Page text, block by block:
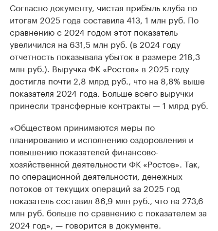
Согласно документу, чистая прибыль клуба по
итогам 2025 года составила 413, 1 млн руб. По
сравнению с 2024 годом этот показатель
увеличился на 631,5 млн руб. (в 2024 году
отчетность показывала убыток в размере 218,3
млн руб.). Выручка ФК «Ростов» в 2025 году
достигла почти 2,8 млрд руб., что на 8,8% выше
показателя 2024 года. Больше всего выручки
принесли трансферные контракты — 1 млрд руб.
«Обществом принимаются меры по
планированию и исполнению оздоровления и
повышению показателей финансово-
хозяйственной деятельности ФК «Ростов». Так,
по операционной деятельности, денежных
потоков от текущих операций за 2025 год
показатель составил 86,9 млн руб., что на 273,6
млн руб. больше по сравнению с показателем за
2024 год», — говорится в документе.